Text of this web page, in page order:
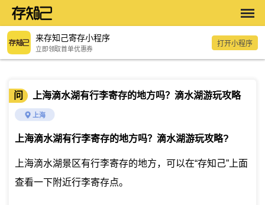
来存知己寄存小程序
立即领取首单优惠券
打开小程序
问 上海滴水湖有行李寄存的地方吗？滴水湖游玩攻略
上海
上海滴水湖有行李寄存的地方吗？滴水湖游玩攻略?
上海滴水湖景区有行李寄存的地方，可以在“存知己”上面
查看一下附近行李寄存点。